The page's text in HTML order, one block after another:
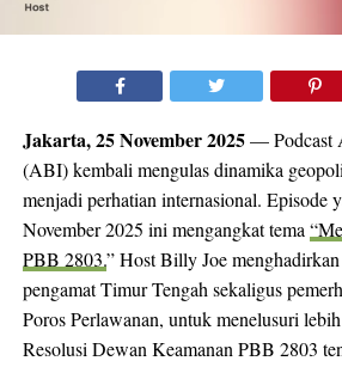
Jakarta, 25 November 2025— Podcast
(ABI) kembali mengulas dinamika
menjadi perhatian internasional. Episode
November 2025 ini mengangkat tema
PBB 2803.” Host Billy Joe
pengamat Timur Tengah sekaligus
Poros Perlawanan, untuk menelusuri
Resolusi Dewan Keamanan PBB 2803